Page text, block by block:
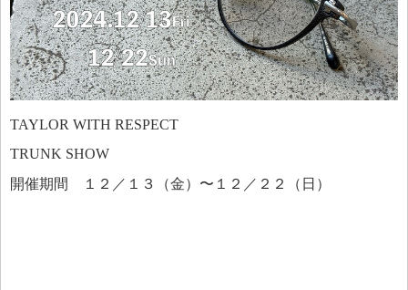
TAYLOR WITH RESPECT
TRUNK SHOW
開催期間 １２／１３（金）〜１２／２２（日）